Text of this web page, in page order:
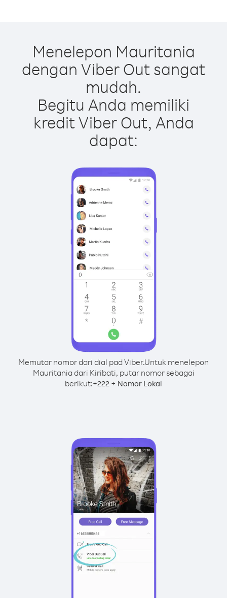
Menelepon Mauritania
dengan Viber Out sangat
mudah.
Begitu Anda memiliki
kredit Viber Out, Anda
dapat:
Memutar nomor dari dial pad Viber.Untuk menelepon
Mauritania dari Kiribati, putar nomor sebagai
berikut:+222 + Nomor Lokal